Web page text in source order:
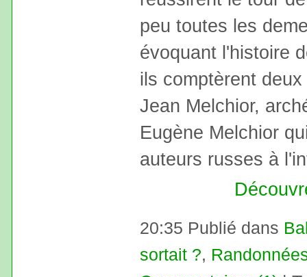
peu toutes les
évoquant l'histoire
ils comptèrent
Jean Melchior,
Eugène Melchior
auteurs russes à
20:35 Publié dans
sortait ?,